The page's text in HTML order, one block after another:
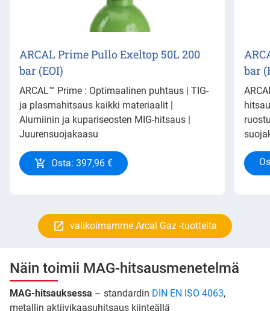
ARCAL Prime Pullo Exeltop 50L 200
bar (EOI)
ARCAL™ Prime : Optimaalinen puhtaus | TIG-
ja plasmahitsaus kaikki materiaalit |
Alumiinin ja kupariseosten MIG-hitsaus |
Juurensuojakaasu
Osta: 397,96 €
bar
valikoimamme Arcal Gaz -tuotteita
Näin toimii MAG-hitsausmenetelmä
MAG-hitsauksessa – standardin DIN EN ISO 4063,
metallin aktiivikaasuhitsaus kiinteällä